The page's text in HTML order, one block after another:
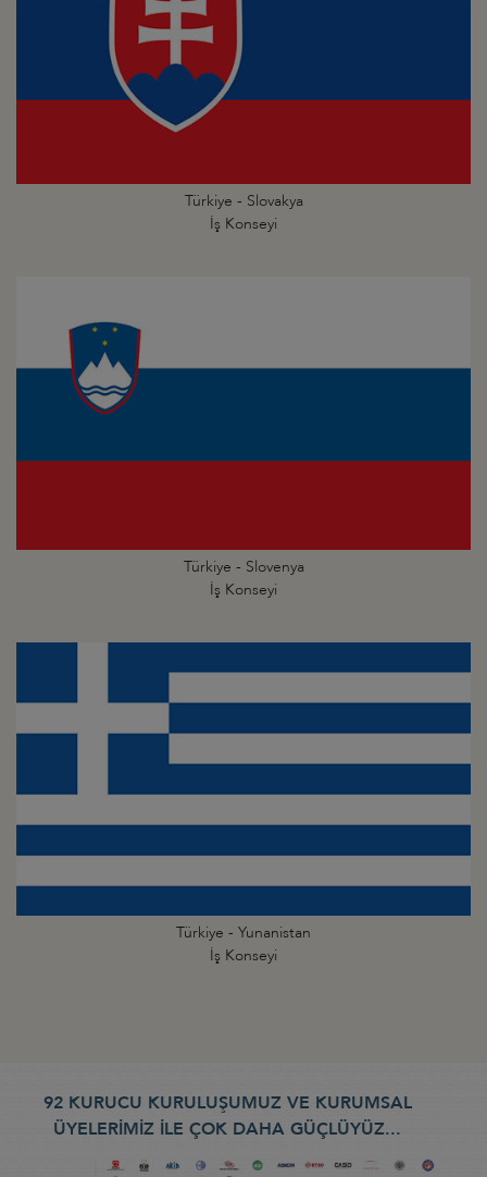
Türkiye - Slovakya
İş Konseyi
Türkiye - Slovenya
İş Konseyi
Türkiye - Yunanistan
İş Konseyi
92 KURUCU KURULUŞUMUZ VE KURUMSAL
ÜYELERİMİZ İLE ÇOK DAHA GÜÇLÜYÜZ...